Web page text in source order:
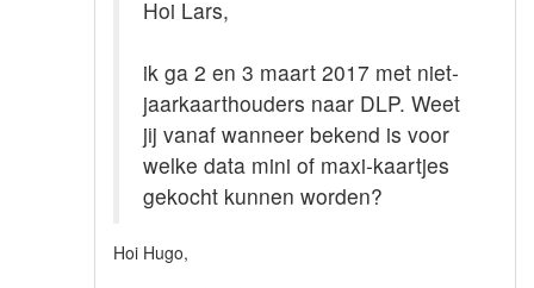
Hoi Lars,
ik ga 2 en 3 maart 2017 met niet-
jaarkaarthouders naar DLP. Weet
jij vanaf wanneer bekend is voor
welke data mini of maxi-kaartjes
gekocht kunnen worden?
Hoi Hugo,